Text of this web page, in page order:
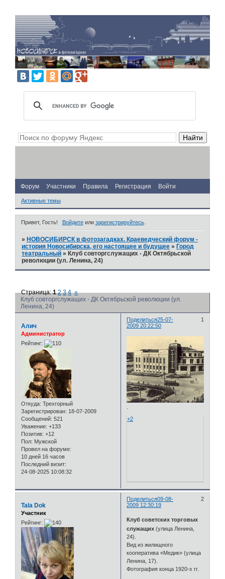
Форум Участники Правила Регистрация Войти
Активные темы
Привет, Гость! Войдитеили зарегистрируйтесь.
» НОВОСИБИРСК в фотозагадках. Краеведческий форум -
история Новосибирска, его настоящее и будущее » Город
театральный » Клуб совторгслужащих - ДК Октябрьской
революции (ул. Ленина, 24)
Клуб совторгслужащих - ДК Октябрьской революции (ул.
Ленина, 24)
Страница:1 2 3 4 »
Поделиться 1
25-07-
2009 20:22:50
Алич
Администратор
Рейтинг:
Откуда: Трехгорный
Зарегистрирован: 18-07-2009
Сообщений: 521
Уважение: +133
Позитив: +12
Пол: Мужской
Провел на форуме:
10 дней 16 часов
Последний визит:
24-08-2025 10:08:32
+2
Поделиться 2
09-08-
2009 12:30:19
Tala Dok
Участник
Рейтинг:
Клуб советских торговых
служащих (улица Ленина,
24).
Вид из жилищного
кооператива «Медик» (улица
Ленина, 17).
Фотография конца 1920-х гг.